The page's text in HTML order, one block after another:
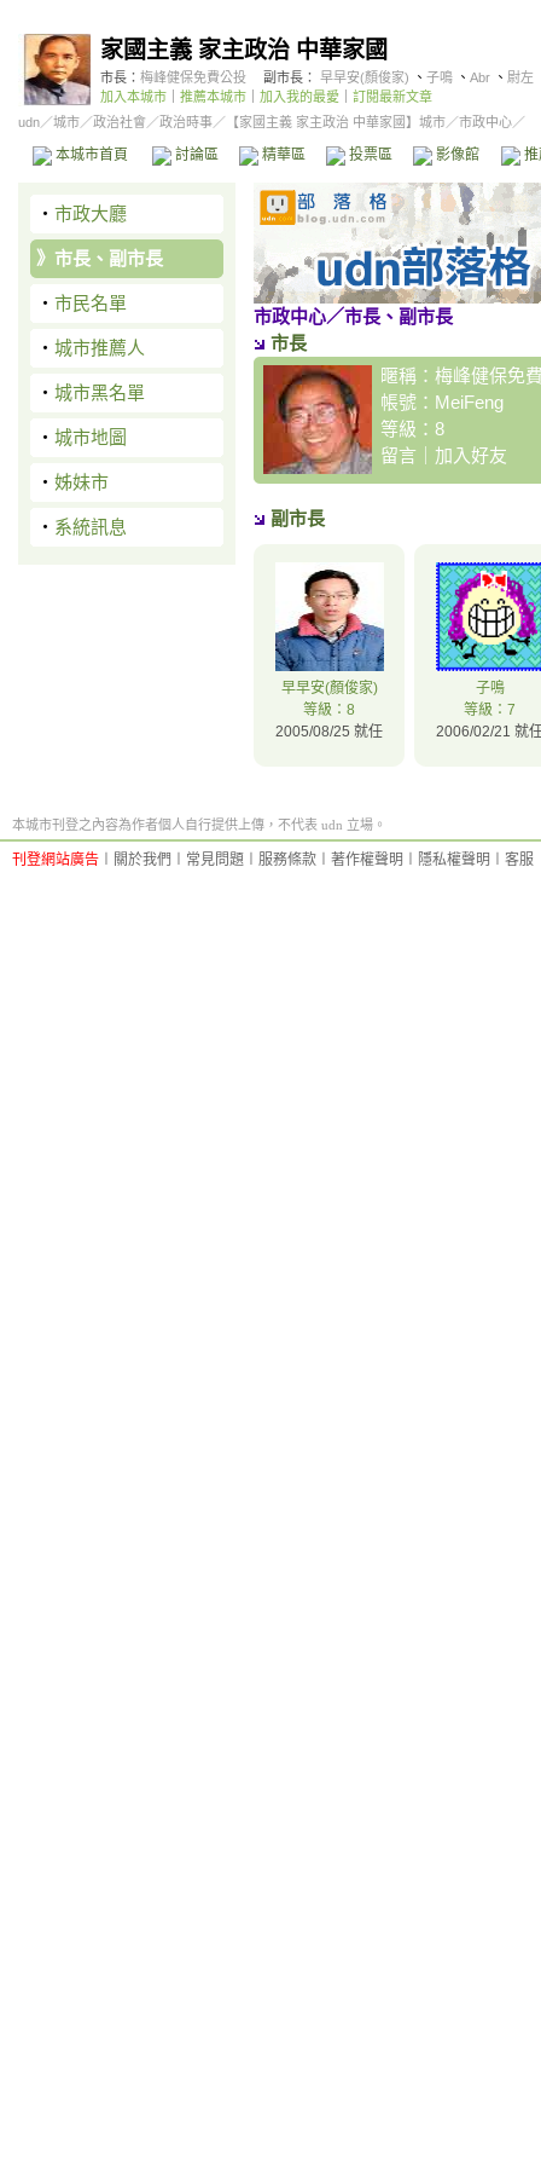
家國主義 家主政治 中華家國
市長： 梅峰健保免費公投 副市長： 早早安(顏俊家) 、 子鳴 、 Abr 、 尉左
加入本城市
推薦本城市 加入我的最愛
訂閱最新文章
udn／城市／政治社會 ／政治時事／ 【家國主義 家主政治 中華家國】城市／市政中心／
本城市首頁 討論區 精華區 投票區 影像館
‧ 市政大廳
》 市長、副市長
‧ 市民名單
‧ 城市推薦人
‧ 城市黑名單
‧ 城市地圖
‧ 姊妹市
‧ 系統訊息
市政中心／市長、副市長
市長
暱稱： 梅峰健保免
帳號： MeiFeng
等級：8
留言
加入好友
副市長
早早安(顏俊家)
等級：8
2005/08/25 就任
子鳴
等級：7
2006/02/21 就
本城市刊登之內容為作者個人自行提供上傳，不代表 udn 立場。
刊登網站廣告 關於我們 常見問題 服務條款 著作權聲明 隱私權聲明 客服